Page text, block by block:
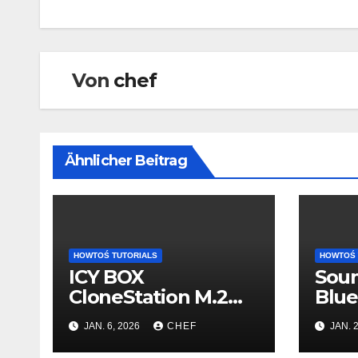
Von chef
Ähnlicher Beitrag
HOWTOŚ TUTORIALS
ICY BOX
CloneStation M.2
NVMe & SATA
Smart Werte
JAN. 6, 2026 CHEF
HOWTOŚ
deJAN.